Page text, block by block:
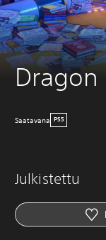
Dragon
Saatavana PS5
Julkistettu